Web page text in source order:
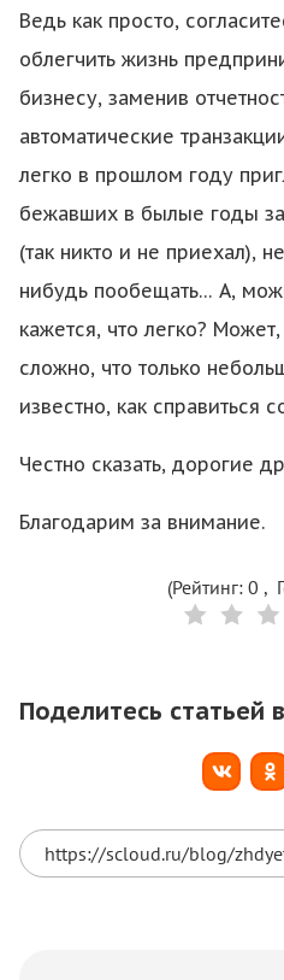
Ведь как просто,
облегчить жизнь
бизнесу, заменив
автоматические
легко в прошлом году
бежавших в былые годы
(так никто и не приехал),
нибудь пообещать… А,
кажется, что легко?
сложно, что только
известно, как справиться
Честно сказать, дорогие
Благодарим за внимание.
(Рейтинг: 0 ,
Поделитесь статьей